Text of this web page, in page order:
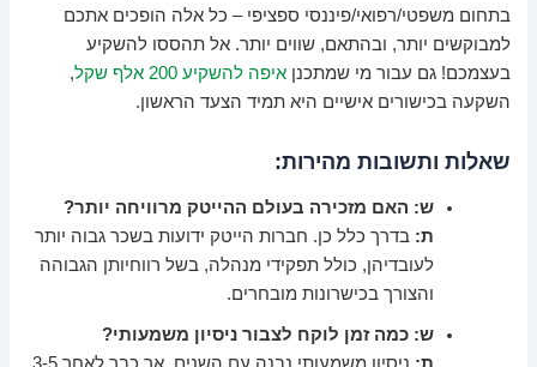
בתחום משפטי/רפואי/פיננסי ספציפי – כל אלה הופכים אתכם
למבוקשים יותר, ובהתאם, שווים יותר. אל תהססו להשקיע
בעצמכם! גם עבור מי שמתכנןאיפה להשקיע 200 אלף שקל
,
השקעה בכישורים אישיים היא תמיד הצעד הראשון.
שאלות ותשובות מהירות:
ש: האם מזכירה בעולם ההייטק מרוויחה יותר?
ת: בדרך כלל כן. חברות הייטק ידועות בשכר גבוה יותר
לעובדיהן, כולל תפקידי מנהלה, בשל רווחיותן הגבוהה
והצורך בכישרונות מובחרים.
ש: כמה זמן לוקח לצבור ניסיון משמעותי?
ת:
ניסיון משמעותי נבנה עם השנים, אך כבר לאחר 3-5